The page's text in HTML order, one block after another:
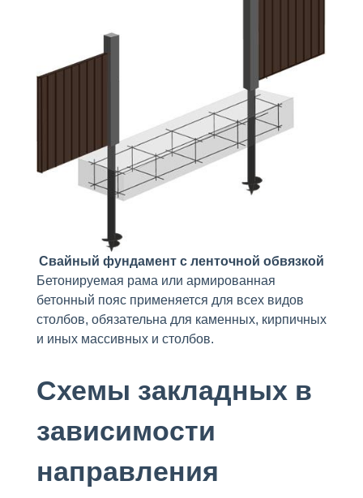
Свайный фундамент с ленточной обвязкой
Бетонируемая рама или армированная
бетонный пояс применяется для всех видов
столбов, обязательна для каменных, кирпичных
и иных массивных и столбов.
Схемы закладных в
зависимости
направления